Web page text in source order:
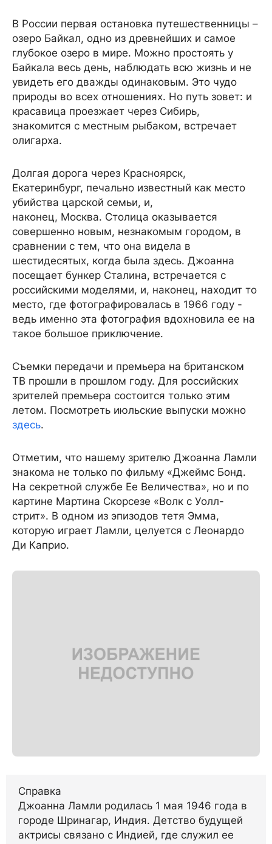
В России первая остановка путешественницы –
озеро Байкал, одно из древнейших и самое
глубокое озеро в мире. Можно простоять у
Байкала весь день, наблюдать всю жизнь и не
увидеть его дважды одинаковым. Это чудо
природы во всех отношениях. Но путь зовет: и
красавица проезжает через Сибирь,
знакомится с местным рыбаком, встречает
олигарха.
Долгая дорога через Красноярск,
Екатеринбург, печально известный как место
убийства царской семьи, и,
наконец, Москва. Столица оказывается
совершенно новым, незнакомым городом, в
сравнении с тем, что она видела в
шестидесятых, когда была здесь. Джоанна
посещает бункер Сталина, встречается с
российскими моделями, и, наконец, находит то
место, где фотографировалась в 1966 году -
ведь именно эта фотография вдохновила ее на
такое большое приключение.
Съемки передачи и премьера на британском
ТВ прошли в прошлом году. Для российских
зрителей премьера состоится только этим
летом. Посмотреть июльские выпуски можно
здесь.
Отметим, что нашему зрителю Джоанна Ламли
знакома не только по фильму «Джеймс Бонд.
На секретной службе Ее Величества», но и по
картине Мартина Скорсезе «Волк с Уолл-
стрит». В одном из эпизодов тетя Эмма,
которую играет Ламли, целуется с Леонардо
Ди Каприо.
Справка
Джоанна Ламли родилась 1 мая 1946 года в
городе Шринагар, Индия. Детство будущей
актрисы связано с Индией, где служил ее